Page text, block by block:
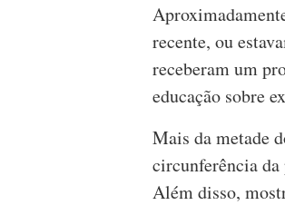
recente, ou
receberam um
educação sobre
Mais da metade
circunferência da
Além disso,